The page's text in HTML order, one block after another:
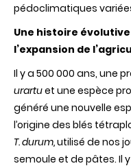
pédoclimatiques
Une histoire
l’expansion de
Il y a 500 000 ans, une
urartuet une espèce
généré une nouvelle
l’origine des blés
T. durum,utilisé de nos
semoule et de pâtes. Il